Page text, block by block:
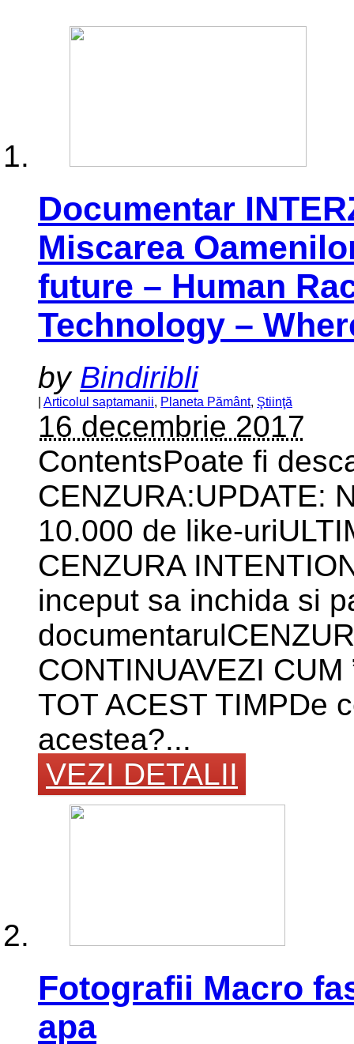
Documentar
Miscarea
future – Human
Technology –
by Bindiribli
Articolul saptamanii, Planeta Pământ, Ştiinţă
16 decembrie 2017
ContentsPoate fi
CENZURA:UPDATE:
10.000 de like-
CENZURA
inceput sa inchida si
CONTINUAVEZI CUM
TOT ACEST TIMPDe
acestea?...
VEZI DETALII
Fotografii Macro
apa